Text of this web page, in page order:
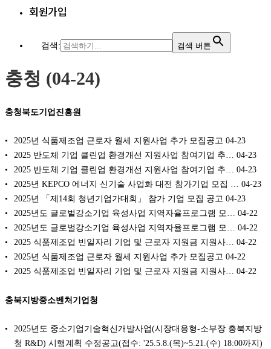
회원가입
검색: 검색 버튼
충청 (04-24)
충청북도기업진흥원
2025년 식품제조업 근로자 월세 지원사업 추가 모집공고 04-23
2025 반도체 기업 클린업 환경개선 지원사업 참여기업 추…
04-23
2025 반도체 기업 클린업 환경개선 지원사업 참여기업 추…
04-23
2025년 KEPCO 에너지 신기술 사업화 대전 참가기업 모집 …
04-23
2025년 「제14회 청년기업가대회」 참가 기업 모집 공고 04-23
2025년도 글로벌강소기업 육성사업 지역자율프로그램 모…
04-22
2025년도 글로벌강소기업 육성사업 지역자율프로그램 모…
04-22
2025 식품제조업 빈일자리 기업 및 근로자 지원금 지원사…
04-22
2025년 식품제조업 근로자 월세 지원사업 추가 모집공고 04-22
2025 식품제조업 빈일자리 기업 및 근로자 지원금 지원사…
04-22
충북지방중소벤처기업청
2025년도 중소기업기술혁신개발사업(시장대응형-소부장 충북지방
청 R&D) 시행계획 수정공고(접수: '25.5.8.(목)~5.21.(수) 18:00까지)